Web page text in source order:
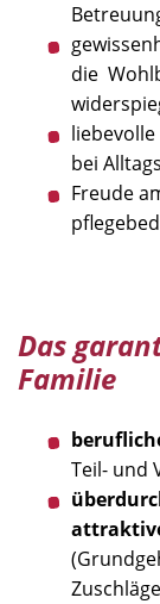
die
bei
Freude
Das
Familie
Teil- und